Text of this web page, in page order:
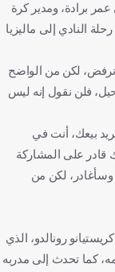
برادة، ومدير كرة
النادي إلى ماليزيا
نرفض، لكن من الواضح
فلن نقول إنه ليس
بيعك، أنت في
قادر على المشاركة
لكن من
رونالدو، الذي
كما تحدث إلى مدربه